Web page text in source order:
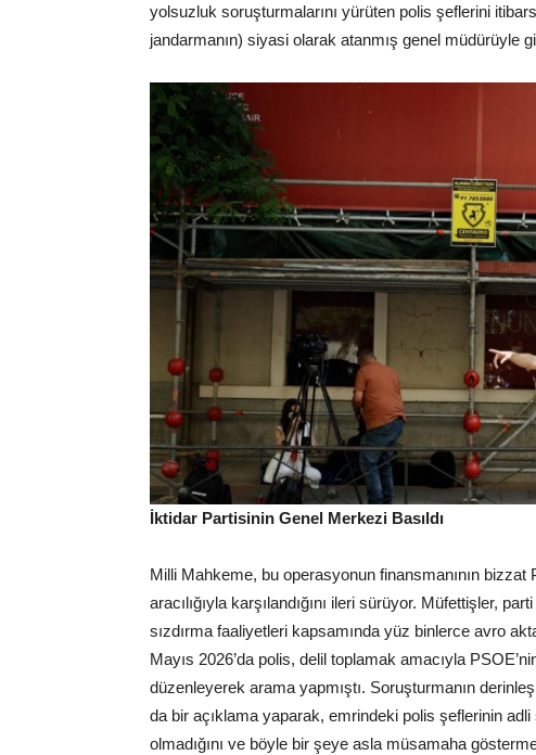
yolsuzluk soruşturmalarını yürüten polis şeflerini
jandarmanın) siyasi olarak atanmış genel müdürüyle
İktidar Partisinin Genel Merkezi Basıldı
Milli Mahkeme, bu operasyonun finansmanının
aracılığıyla karşılandığını ileri sürüyor. Müfettişler,
sızdırma faaliyetleri kapsamında yüz binlerce avro
Mayıs 2026’da polis, delil toplamak amacıyla
düzenleyerek arama yapmıştı. Soruşturmanın
da bir açıklama yaparak, emrindeki polis şeflerinin
olmadığını ve böyle bir şeye asla müsamaha